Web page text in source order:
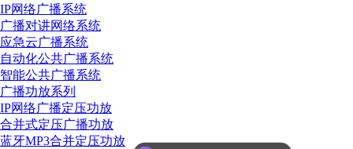
IP网络广播系统
广播对讲网络系统
应急云广播系统
自动化公共广播系统
智能公共广播系统
广播功放系列
IP网络广播定压功放
合并式定压广播功放
蓝牙MP3合并定压功放